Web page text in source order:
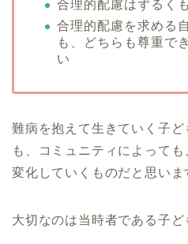
合理的配慮はずるく
合理的配慮を求める
も、どちらも尊重で
い
難病を抱えて生きていく子
も、コミュニティによって
変化していくものだと思いま
大切なのは当時者である子ど